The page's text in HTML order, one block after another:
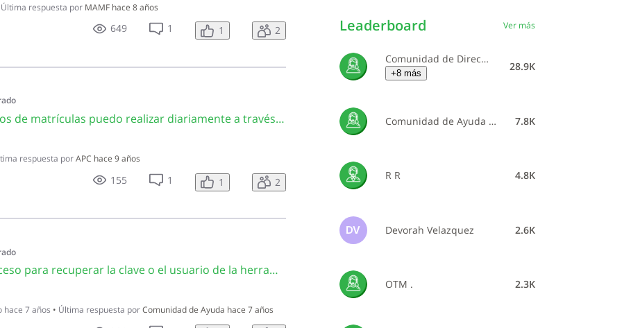
Última respuesta por MAMF hace 8 años
649 1 1 2
CA626 ¿Cuántos endosos de matrículas puedo realizar diariamente a través de la Oficina Virtual?
respuesta porAPC hace 9 años
155 1 1 2
CA4244 ¿Cuál es el proceso para recuperar la clave o el usuario de la herramienta de Pre-Autorización para el levantamiento de oposiciones?
hace 7 años • Última respuesta porComunidad de Ayuda hace 7 años
Leaderboard Ver más
Comunidad de Dirección General de Impuestos Internos
+8 más
28.9K
Comunidad de Ayuda de Dirección General de Impuestos Internos 7.8K
R R 4.8K
DV Devorah Velazquez 2.6K
OTM . 2.3K